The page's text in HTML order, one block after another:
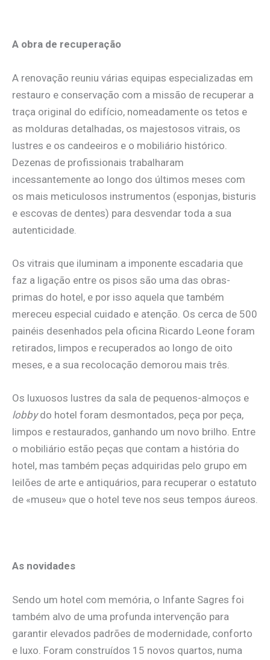
A obra de recuperação
A renovação reuniu várias equipas especializadas em
restauro e conservação com a missão de recuperar a
traça original do edifício, nomeadamente os tetos e
as molduras detalhadas, os majestosos vitrais, os
lustres e os candeeiros e o mobiliário histórico.
Dezenas de profissionais trabalharam
incessantemente ao longo dos últimos meses com
os mais meticulosos instrumentos (esponjas, bisturis
e escovas de dentes) para desvendar toda a sua
autenticidade.
Os vitrais que iluminam a imponente escadaria que
faz a ligação entre os pisos são uma das obras-
primas do hotel, e por isso aquela que também
mereceu especial cuidado e atenção. Os cerca de 500
painéis desenhados pela oficina Ricardo Leone foram
retirados, limpos e recuperados ao longo de oito
meses, e a sua recolocação demorou mais três.
Os luxuosos lustres da sala de pequenos-almoços e
lobbydo hotel foram desmontados, peça por peça,
limpos e restaurados, ganhando um novo brilho. Entre
o mobiliário estão peças que contam a história do
hotel, mas também peças adquiridas pelo grupo em
leilões de arte e antiquários, para recuperar o estatuto
de «museu» que o hotel teve nos seus tempos áureos.
As novidades
Sendo um hotel com memória, o Infante Sagres foi
também alvo de uma profunda intervenção para
garantir elevados padrões de modernidade, conforto
e luxo. Foram construídos 15 novos quartos, numa